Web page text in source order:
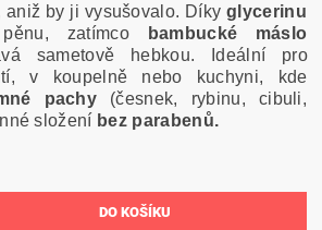
aniž by ji vysušovalo. Díkyglycerinu
zatímco
bambucké máslo
sametově hebkou. Ideální pro
v koupelně nebo kuchyni, kde
pachy (česnek, rybinu, cibuli,
složení bez parabenů.